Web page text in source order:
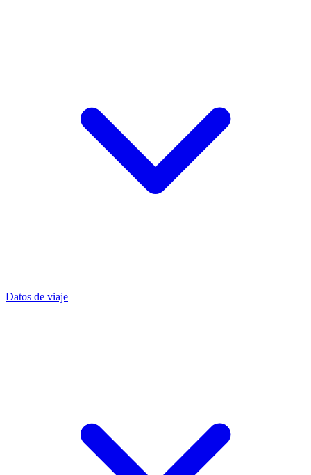
Datos de viaje